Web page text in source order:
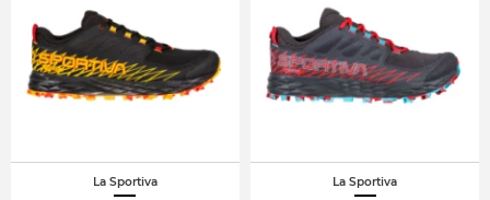
La Sportiva La Sportiva